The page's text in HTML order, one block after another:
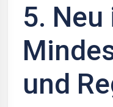
5. Neu
und